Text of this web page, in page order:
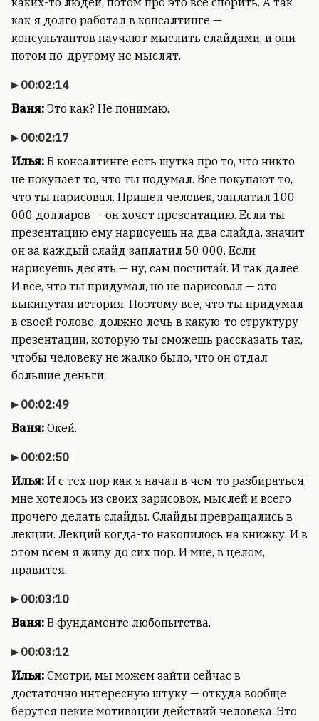
как я долго работал в консалтинге —
консультантов научают мыслить слайдами, и они
потом по-другому не мыслят.
00:02:14
Ваня: Это как? Не понимаю.
00:02:17
Илья: В консалтинге есть шутка про то, что никто
не покупает то, что ты подумал. Все покупают то,
что ты нарисовал. Пришел человек, заплатил 100
000 долларов — он хочет презентацию. Если ты
презентацию ему нарисуешь на два слайда, значит
он за каждый слайд заплатил 50 000. Если
нарисуешь десять — ну, сам посчитай. И так далее.
И все, что ты придумал, но не нарисовал — это
выкинутая история. Поэтому все, что ты придумал
в своей голове, должно лечь в какую-то структуру
презентации, которую ты сможешь рассказать так,
чтобы человеку не жалко было, что он отдал
большие деньги.
00:02:49
Ваня: Окей.
00:02:50
Илья: И с тех пор как я начал в чем-то разбираться,
мне хотелось из своих зарисовок, мыслей и всего
прочего делать слайды. Слайды превращались в
лекции. Лекций когда-то накопилось на книжку. И в
этом всем я живу до сих пор. И мне, в целом,
нравится.
00:03:10
Ваня: В фундаменте любопытства.
00:03:12
Илья: Смотри, мы можем зайти сейчас в
достаточно интересную штуку — откуда вообще
берутся некие мотивации действий человека. Это